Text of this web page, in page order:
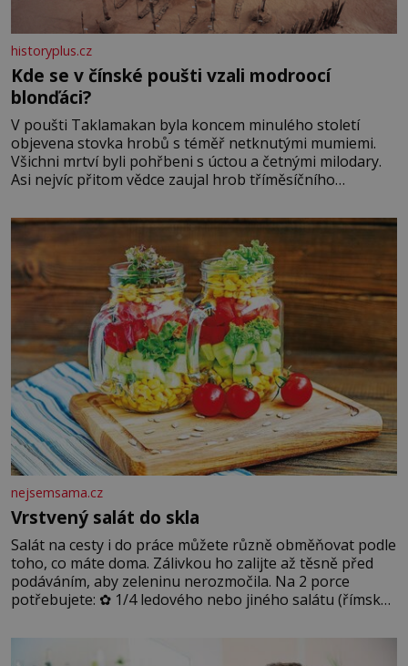
historyplus.cz
Kde se v čínské poušti vzali modroocí
blonďáci?
V poušti Taklamakan byla koncem minulého století
objevena stovka hrobů s téměř netknutými mumiemi.
Všichni mrtví byli pohřbeni s úctou a četnými milodary.
Asi nejvíc přitom vědce zaujal hrob tříměsíčního
blonďaté vlásky. Fakt, že jsou těla dávných lidí nesmírně
dobře zachovalá, přičítají odborníci zdejším klimatickým
podmínkám. Sucho, prosolené písky a extrémně
nejsemsama.cz
Vrstvený salát do skla
Salát na cesty i do práce můžete různě obměňovat podle
toho, co máte doma. Zálivkou ho zalijte až těsně před
podáváním, aby zeleninu nerozmočila. Na 2 porce
potřebujete: ✿ 1/4 ledového nebo jiného salátu (římský
okurky ✿ 2 rajčata Zálivka: ✿ 4 lžíce olivového oleje ✿ 1
lžíci citronové šťávy ✿ ½ stroužku